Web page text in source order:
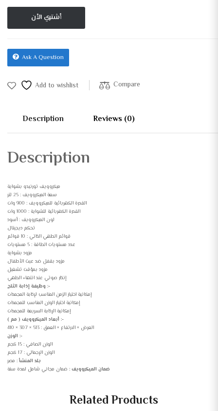
أشتري الأن
Ask A Question
Add to wishlist Compare
Description Reviews (0)
Description
ميكروويف تورنيدو بشواية
سعة الميكروويف : 25 لتر
القدرة الكهربائية للميكروويف : 900 وات
القدرة الكهربائية للشواية : 1000 وات
لون الميكروويف : أسود
تحكم ديجيتال
قوائم الطهي الذاتي : 10 قوائم
عدد مستويات الطاقة : 5 مستويات
مزود بشواية
مزود بقفل ضد عبث الأطفال
مزود بمؤقت تشغيل
إنذار صوتي عند انتهاء الطهي
وظيفة إذابة الثلج :-
إمكانية اختيار الزمن المناسب لإذابة المجمدات
إمكانية اختيار الوزن المناسب للمجمدات
إمكانية الإذابة السريعة للمجمدات
أبعاد الميكروويف ( مم ) :-
العرض × الارتفاع × العمق : 513 × 307 × 410
الوزن :-
الوزن الصافي : 15 كجم
الوزن الإجمالي : 17 كجم
بلد المنشأ : مصر
ضمان الميكروويف : ضمان مجاني شامل لمدة سنة
Related Products